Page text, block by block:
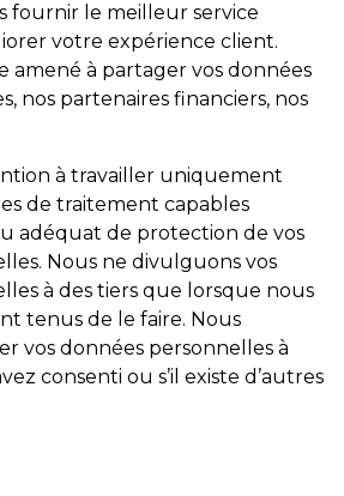
fournir le meilleur service
votre expérience client.
amené à partager vos données
nos partenaires financiers, nos
à travailler uniquement
de traitement capables
adéquat de protection de vos
Nous ne divulguons vos
à des tiers que lorsque nous
tenus de le faire. Nous
vos données personnelles à
consenti ou s’il existe d’autres